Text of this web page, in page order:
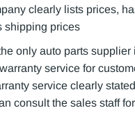
clearly lists prices,
shipping prices
only auto parts supplier
service for
service clearly
consult the sales staff